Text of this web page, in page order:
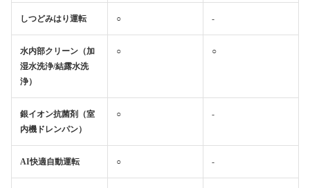
しつどみはり運転 ○ -
水内部クリーン（加
湿水洗浄/結露水洗
浄）
○ ○
銀イオン抗菌剤（室
内機ドレンパン）
○ -
AI快適自動運転 ○ -